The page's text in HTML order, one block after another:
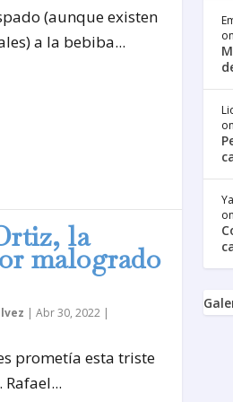
(aunque existen
a la bebiba...
la
malogrado
| Abr 30, 2022|
prometía esta triste
on
on
on